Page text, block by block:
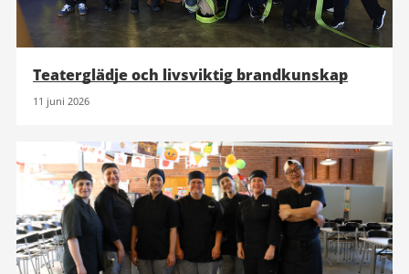
Teaterglädje och livsviktig brandkunskap
11 juni 2026